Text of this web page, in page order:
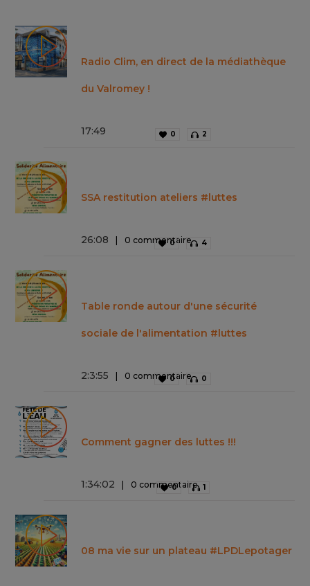
Radio Clim, en direct de la médiathèque
du Valromey !
17:49 0 2
SSA restitution ateliers #luttes
26:08 0 commentaire
0 4
Table ronde autour d'une sécurité
sociale de l'alimentation #luttes
2:3:55 0 commentaire
0 0
Comment gagner des luttes !!!
1:34:02 0 commentaire
0 1
08 ma vie sur un plateau #LPDLepotager